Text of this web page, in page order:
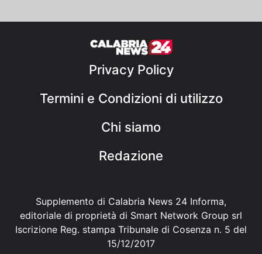
Privacy Policy
Termini e Condizioni di utilizzo
Chi siamo
Redazione
Supplemento di Calabria News 24 Informa,
editoriale di proprietà di Smart Network Group srl
Iscrizione Reg. stampa Tribunale di Cosenza n. 5 del
15/12/2017